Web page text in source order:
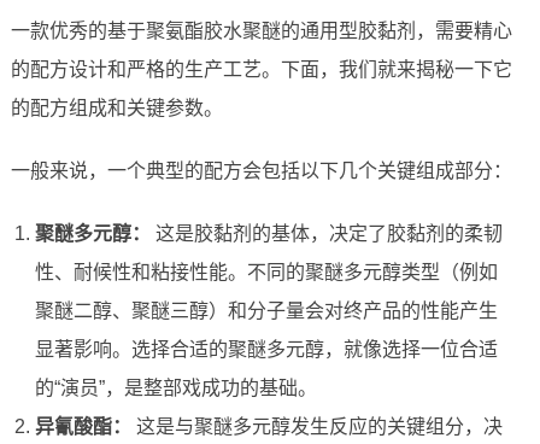
一款优秀的基于聚氨酯胶水聚醚的通用型胶黏剂，需要精心
的配方设计和严格的生产工艺。下面，我们就来揭秘一下它
的配方组成和关键参数。
一般来说，一个典型的配方会包括以下几个关键组成部分：
聚醚多元醇：
这是胶黏剂的基体，决定了胶黏剂的柔韧
性、耐候性和粘接性能。不同的聚醚多元醇类型（例如
聚醚二醇、聚醚三醇）和分子量会对终产品的性能产生
显著影响。选择合适的聚醚多元醇，就像选择一位合适
的“演员”，是整部戏成功的基础。
异氰酸酯：
这是与聚醚多元醇发生反应的关键组分，决